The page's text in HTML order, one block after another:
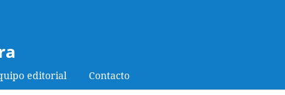
editorial Contacto